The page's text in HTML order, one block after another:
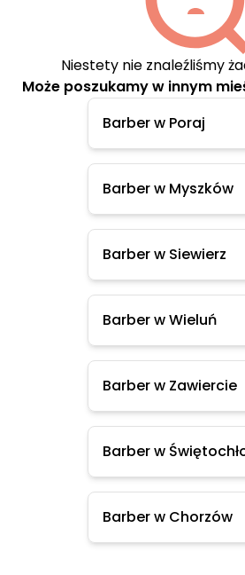
Niestety nie znaleźliśmy
Może poszukamy w innym
Barber w Poraj
Barber w Myszków
Barber w Siewierz
Barber w Wieluń
Barber w Zawiercie
Barber w
Barber w Chorzów